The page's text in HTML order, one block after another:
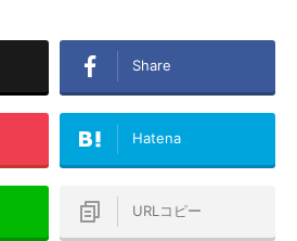
Share
Hatena
URLコピー